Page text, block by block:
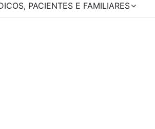
PACIENTES E FAMILIARES